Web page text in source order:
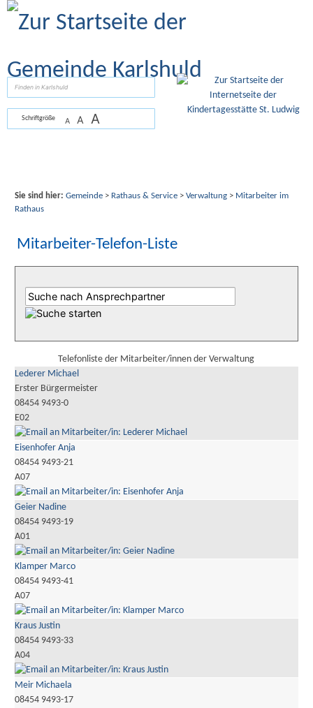
Zum Inhalt
Schriftgröße A A A
Sie sind hier: Gemeinde> Rathaus & Service> Verwaltung> Mitarbeiter im
Rathaus
Mitarbeiter-Telefon-Liste
Telefonliste der Mitarbeiter/innen der Verwaltung
Lederer Michael
Erster Bürgermeister
08454 9493-0
E02
Eisenhofer Anja
08454 9493-21
A07
Geier Nadine
08454 9493-19
A01
Klamper Marco
08454 9493-41
A07
Kraus Justin
08454 9493-33
A04
Meir Michaela
08454 9493-17